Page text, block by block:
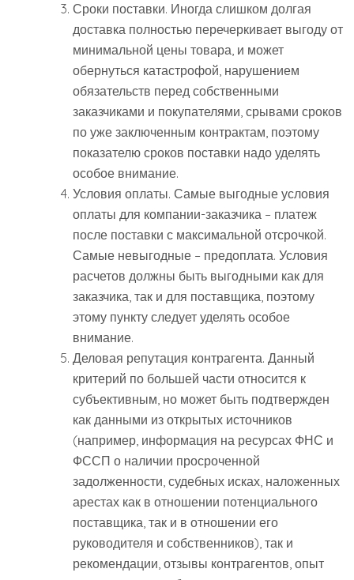
Сроки поставки. Иногда слишком долгая
доставка полностью перечеркивает выгоду от
минимальной цены товара, и может
обернуться катастрофой, нарушением
обязательств перед собственными
заказчиками и покупателями, срывами сроков
по уже заключенным контрактам, поэтому
показателю сроков поставки надо уделять
особое внимание.
Условия оплаты. Самые выгодные условия
оплаты для компании-заказчика – платеж
после поставки с максимальной отсрочкой.
Самые невыгодные – предоплата. Условия
расчетов должны быть выгодными как для
заказчика, так и для поставщика, поэтому
этому пункту следует уделять особое
внимание.
Деловая репутация контрагента. Данный
критерий по большей части относится к
субъективным, но может быть подтвержден
как данными из открытых источников
(например, информация на ресурсах ФНС и
ФССП о наличии просроченной
задолженности, судебных исках, наложенных
арестах как в отношении потенциального
поставщика, так и в отношении его
руководителя и собственников), так и
рекомендации, отзывы контрагентов, опыт